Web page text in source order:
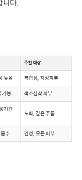
니다.
추천 대상
높음 복합성, 지성피부
가능 색소침착 피부
기간
노화, 깊은 주름
수 건성, 모든 피부